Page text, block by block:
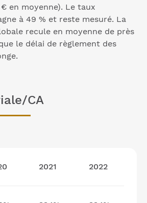
en moyenne). Le taux
à 49 % et reste mesuré. La
recule en moyenne de près
le délai de règlement des
CA
2021 2022